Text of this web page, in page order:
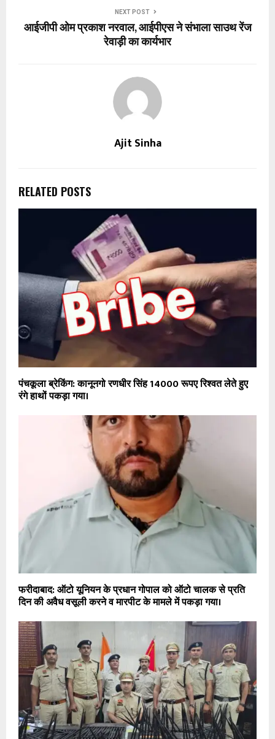
NEXT POST
आईजीपी ओम प्रकाश नरवाल, आईपीएस ने संभाला साउथ रेंज
रेवाड़ी का कार्यभार
Ajit Sinha
RELATED POSTS
पंचकूला ब्रेकिंग: कानूनगो रणधीर सिंह 14000 रूपए रिश्वत लेते हुए
रंगे हाथों पकड़ा गया।
फरीदाबाद: ऑटो यूनियन के प्रधान गोपाल को ऑटो चालक से प्रति
दिन की अवैध वसूली करने व मारपीट के मामले में पकड़ा गया।